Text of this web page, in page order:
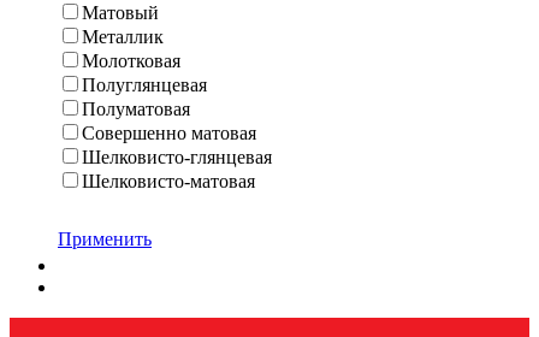
Матовый
Металлик
Молотковая
Полуглянцевая
Полуматовая
Совершенно матовая
Шелковисто-глянцевая
Шелковисто-матовая
Применить